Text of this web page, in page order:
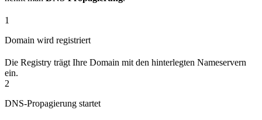
1
Domain wird registriert
Die Registry trägt Ihre Domain mit den hinterlegten Nameservern
ein.
2
DNS-Propagierung startet